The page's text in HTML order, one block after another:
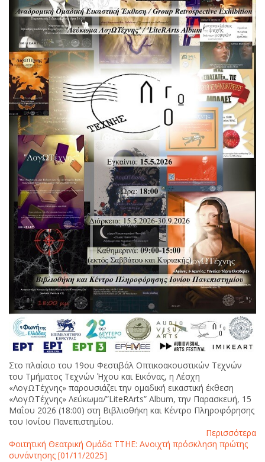
Στο πλαίσιο του 19ου Φεστιβάλ Οπτικοακουστικών Τεχνών
του Τμήματος Τεχνών Ήχου και Εικόνας, η Λέσχη
«ΛογΩΤέχνης» παρουσιάζει την ομαδική εικαστική έκθεση
«ΛογΩΤέχνης» Λεύκωμα/”LiteRArts” Album, την Παρασκευή, 15
Μαΐου 2026 (18:00) στη Βιβλιοθήκη και Κέντρο Πληροφόρησης
του Ιονίου Πανεπιστημίου.
Περισσότερα
Φοιτητική Θεατρική Ομάδα ΤΤΗΕ: Ανοιχτή πρόσκληση πρώτης
συνάντησης [01/11/2025]